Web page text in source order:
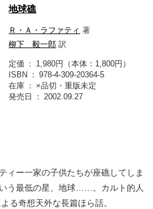
地球礁
Ｒ・Ａ・ラファティ 著
柳下 毅一郎 訳
定価
1,980円（本体：1,800円）
ISBN
978-4-309-20364-5
在庫
×品切・重版未定
発売日
2002.09.27
ィー一家の子供たちが座礁してしま
う最低の星、地球……。カルト的人
る奇想天外な長篇ほら話。